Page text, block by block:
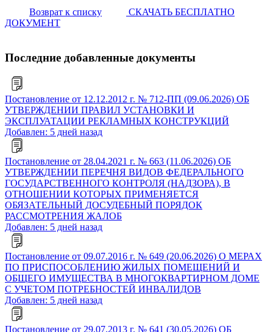
Возврат к списку
СКАЧАТЬ БЕСПЛАТНО
ДОКУМЕНТ
Последние добавленные документы
Постановление от 12.12.2012 г. № 712-ПП (09.06.2026) ОБ
УТВЕРЖДЕНИИ ПРАВИЛ УСТАНОВКИ И
ЭКСПЛУАТАЦИИ РЕКЛАМНЫХ КОНСТРУКЦИЙ
Добавлен: 5 дней назад
Постановление от 28.04.2021 г. № 663 (11.06.2026) ОБ
УТВЕРЖДЕНИИ ПЕРЕЧНЯ ВИДОВ ФЕДЕРАЛЬНОГО
ГОСУДАРСТВЕННОГО КОНТРОЛЯ (НАДЗОРА), В
ОТНОШЕНИИ КОТОРЫХ ПРИМЕНЯЕТСЯ
ОБЯЗАТЕЛЬНЫЙ ДОСУДЕБНЫЙ ПОРЯДОК
РАССМОТРЕНИЯ ЖАЛОБ
Добавлен: 5 дней назад
Постановление от 09.07.2016 г. № 649 (20.06.2026) О МЕРАХ
ПО ПРИСПОСОБЛЕНИЮ ЖИЛЫХ ПОМЕЩЕНИЙ И
ОБЩЕГО ИМУЩЕСТВА В МНОГОКВАРТИРНОМ ДОМЕ
С УЧЕТОМ ПОТРЕБНОСТЕЙ ИНВАЛИДОВ
Добавлен: 5 дней назад
Постановление от 29.07.2013 г. № 641 (30.05.2026) ОБ